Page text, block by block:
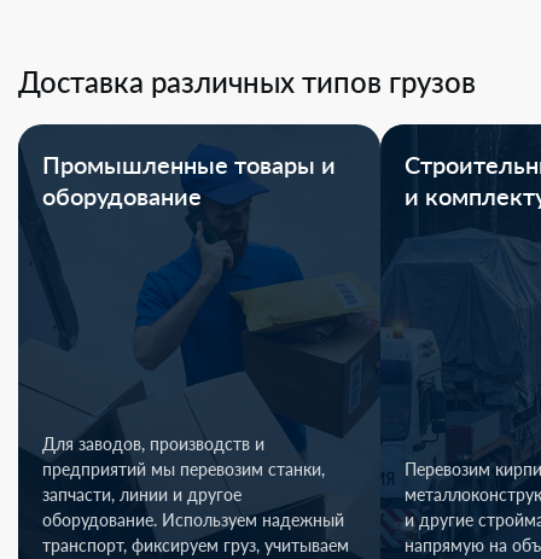
Доставка различных типов грузов
Промышленные товары и
оборудование
Для заводов, производств и
предприятий мы перевозим станки,
запчасти, линии и другое
оборудование. Используем надежный
транспорт, фиксируем груз, учитываем
и
Перевозим
и другие
напрямую на